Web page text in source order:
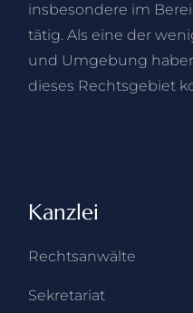
insbesondere im
tätig. Als eine der
und Umgebung
dieses Rechtsgebiet
Kanzlei
Rechts­anwälte
Sekretariat